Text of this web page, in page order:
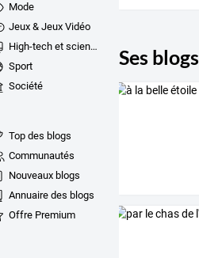
Mode
Jeux & Jeux Vidéo
High-tech et sciences
Sport
Société
Top des blogs
Communautés
Nouveaux blogs
Annuaire des blogs
Offre Premium
Ses blogs